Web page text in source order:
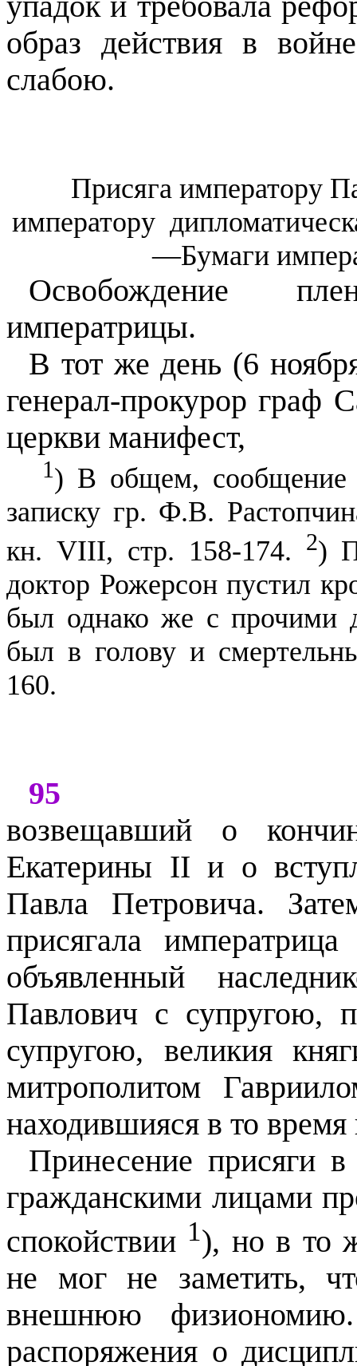
образ действия в
слабою.
Присяга императору
императору
—Бумаги
Освобождение
императрицы.
В тот же день (6
генерал-прокурор граф
церкви манифест,
1) В общем, сообщение
записку гр. Ф.В.
кн. VIII, стр. 158-174. 2)
доктор Рожерсон пустил
был однако же с прочими
был в голову и
160.
95
возвещавший о
Екатерины IIи о
Павла Петровича.
присягала
объявленный
Павлович с супругою,
супругою, великия
митрополитом
находившияся в то
Принесение присяги
гражданскими лицами
спокойствии 1), но в то
не мог не заметить,
внешнюю
распоряжения о